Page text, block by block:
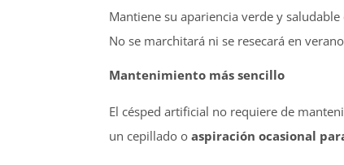
Mantiene su apariencia verde y
No se marchitará ni se resecará en
Mantenimiento más sencillo
El césped artificial no requiere de
un cepillado oaspiración ocasional